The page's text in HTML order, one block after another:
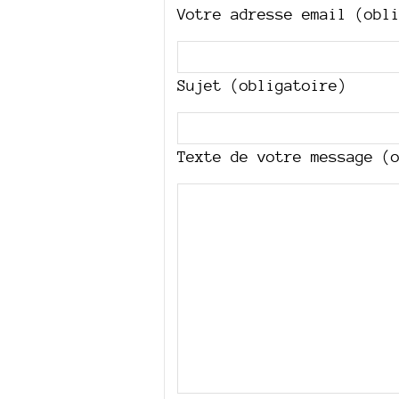
Votre adresse email
Sujet (obligatoire)
Texte de votre message